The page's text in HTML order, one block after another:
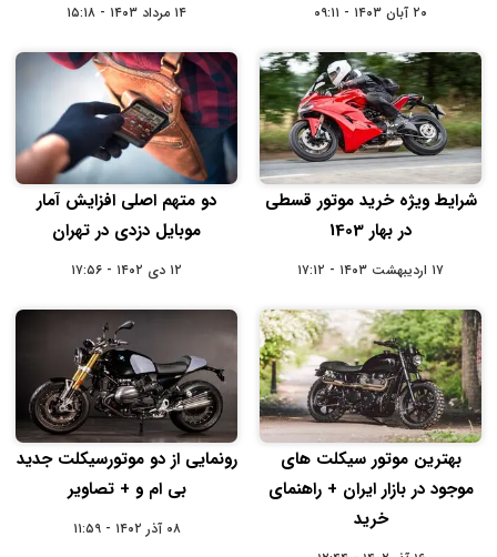
۲۰ آبان ۱۴۰۳ - ۰۹:۱۱ ۱۴ مرداد ۱۴۰۳ - ۱۵:۱۸
شرایط ویژه خرید موتور قسطی
در بهار 1403
۱۷ اردیبهشت ۱۴۰۳ - ۱۷:۱۲
دو متهم اصلی افزایش آمار
موبایل دزدی در تهران
۱۲ دی ۱۴۰۲ - ۱۷:۵۶
بهترین موتور سیکلت های
موجود در بازار ایران + راهنمای
خرید
رونمایی از دو موتورسیکلت جدید
بی ام و + تصاویر
۰۸ آذر ۱۴۰۲ - ۱۱:۵۹